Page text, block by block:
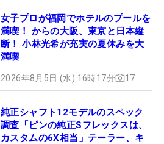
女子プロが福岡でホテルのプールを
満喫！ からの大阪、東京と日本縦
断！ 小林光希が充実の夏休みを大
満喫
2026年8月5日 (水) 16時17分 17
純正シャフト12モデルのスペック
調査「ピンの純正Sフレックスは、
カスタムの6X相当」テーラー、キ